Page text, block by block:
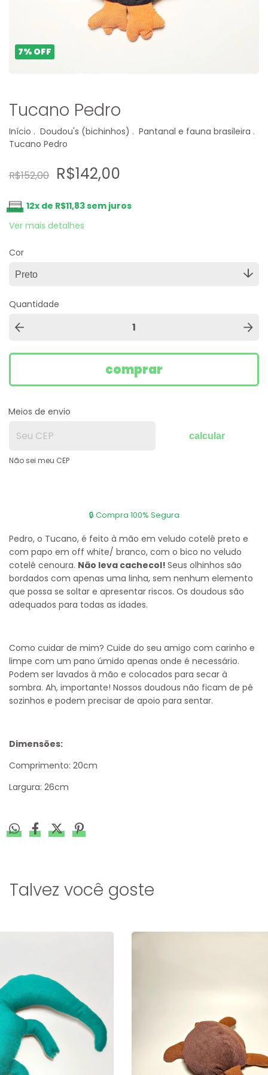
Tucano Pedro
Início . Doudou's (bichinhos) . Pantanal e fauna brasileira .
Tucano Pedro
R$152,00 R$142,00
12x de R$11,83sem juros
Ver mais detalhes
Cor
Quantidade
Meios de envio
calcular
Não sei meu CEP
Pedro, o Tucano, é feito à mão em veludo cotelê preto e
com papo em off white/ branco, com o bico no veludo
cotelê cenoura. Não leva cachecol! Seus olhinhos são
bordados com apenas uma linha, sem nenhum elemento
que possa se soltar e apresentar riscos. Os doudous são
adequados para todas as idades.
Como cuidar de mim? Cuide do seu amigo com carinho e
limpe com um pano úmido apenas onde é necessário.
Podem ser lavados à mão e colocados para secar à
sombra. Ah, importante! Nossos doudous não ficam de pé
sozinhos e podem precisar de apoio para sentar.
Dimensões:
Comprimento: 20cm
Largura: 26cm
7% OFF
Talvez você goste